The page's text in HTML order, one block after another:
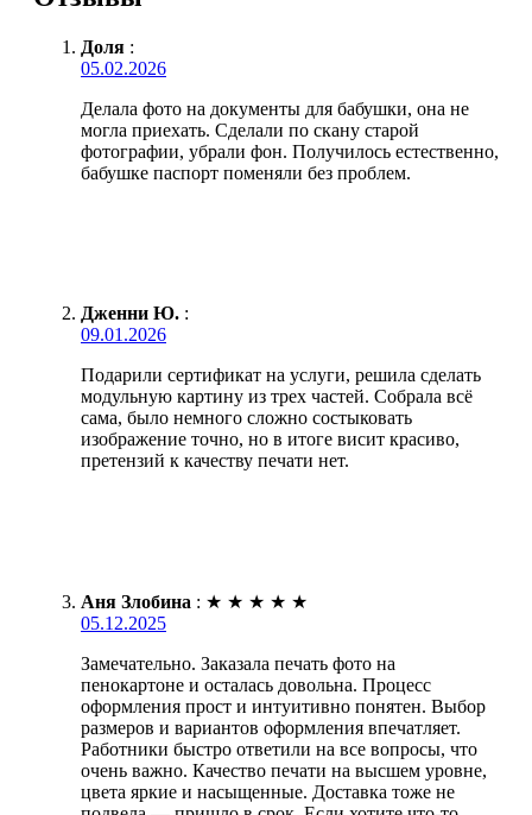
Доля :
05.02.2026
Делала фото на документы для бабушки, она не
могла приехать. Сделали по скану старой
фотографии, убрали фон. Получилось естественно,
бабушке паспорт поменяли без проблем.
Дженни Ю. :
09.01.2026
Подарили сертификат на услуги, решила сделать
модульную картину из трех частей. Собрала всё
сама, было немного сложно состыковать
изображение точно, но в итоге висит красиво,
претензий к качеству печати нет.
Аня Злобина : ★ ★ ★ ★ ★
05.12.2025
Замечательно. Заказала печать фото на
пенокартоне и осталась довольна. Процесс
оформления прост и интуитивно понятен. Выбор
размеров и вариантов оформления впечатляет.
Работники быстро ответили на все вопросы, что
очень важно. Качество печати на высшем уровне,
цвета яркие и насыщенные. Доставка тоже не